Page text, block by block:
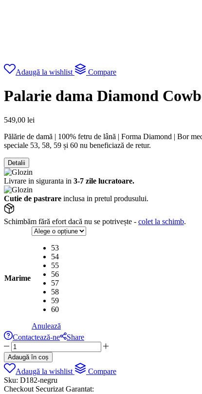
Adaugă la wishlist Compare
Palarie dama Diamond
549,00 lei
Pălărie de damă | 100% fetru de lână | Forma Diamond | Bor
speciale 53, 58, 59 și 60 nu beneficiază de retur.
Detalii
Livrare in siguranta in 3-7 zile lucratoare.
Cutie de pastrare inclusa in pretul produsului.
Schimbăm fără efort dacă nu se potrivește - colet la schimb.
Marime
53
54
55
56
57
58
59
60
Anulează
Contactează-ne
Share
Cantitate
Palarie
dama
Diamond
Cowboy
Axis
Adaugă în coș
Adaugă la wishlist
Compare
Sku: D182-negru
Checkout Securizat Garantat: